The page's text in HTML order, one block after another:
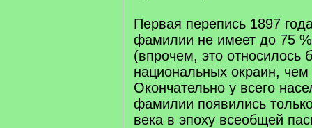
Первая перепись 1897
фамилии не имеет до 75
(впрочем, это относилось
национальных окраин,
Окончательно у всего
фамилии появились
века в эпоху всеобщей